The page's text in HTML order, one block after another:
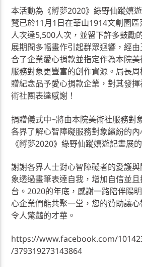
本活動為《孵夢2020》綠野仙蹤嬉
覽已於11月1日在華山1914文創園
人次達5,500人次，並留下許多鼓勵
展期間多幅畫作引起群眾迴響，經
合了企業愛心捐款並指定作為本院
服務對象更豐富的創作資源。局長
贈紀念品予愛心捐款企業，對其發
術社團表達感謝！
捐贈儀式中~將由本院美術社服務對
各界了解心智障礙服務對象繽紛的
《孵夢2020》綠野仙蹤嬉遊記畫展
謝謝各界人士對心智障礙者的愛護
象透過畫筆表達自我，增加自信並
台。2020的年底，感謝一路陪伴陽
心企業們能共聚一堂，您的贊助讓
令人驚豔的才華。
https://www.facebook.com/
/379319273143864